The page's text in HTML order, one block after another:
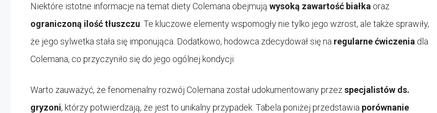
Niektóre istotne informacje na temat diety Colemana obejmują wysoką zawartość białka oraz
ograniczoną ilość tłuszczu . Te kluczowe elementy wspomogły nie tylko jego wzrost, ale także sprawiły,
że jego sylwetka stała się imponująca. Dodatkowo, hodowca zdecydował się na regularne ćwiczenia dla
Colemana, co przyczyniło się do jego ogólnej kondycji.
Warto zauważyć, że fenomenalny rozwój Colemana został udokumentowany przez specjalistów ds.
gryzoni, którzy potwierdzają, że jest to unikalny przypadek. Tabela poniżej przedstawia porównanie